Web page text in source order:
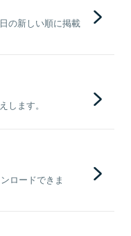
の新しい順に掲載
します。
ロードできま